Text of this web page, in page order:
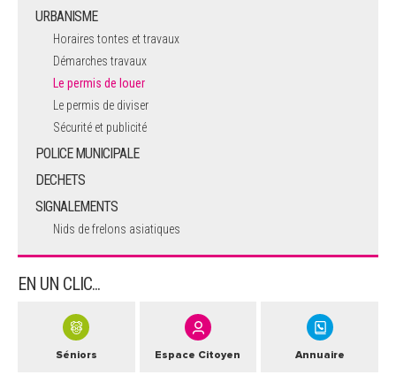
URBANISME
Horaires tontes et travaux
Démarches travaux
Le permis de louer
Le permis de diviser
Sécurité et publicité
POLICE MUNICIPALE
DECHETS
SIGNALEMENTS
Nids de frelons asiatiques
EN UN CLIC...
Séniors Espace Citoyen Annuaire